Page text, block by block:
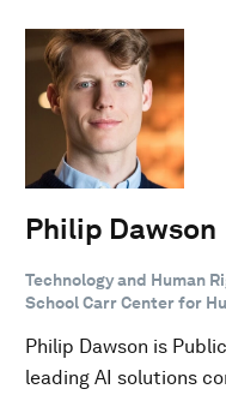
Philip Dawson
Technology and Human
School Carr Center for
Philip Dawson is
leading AI solutions